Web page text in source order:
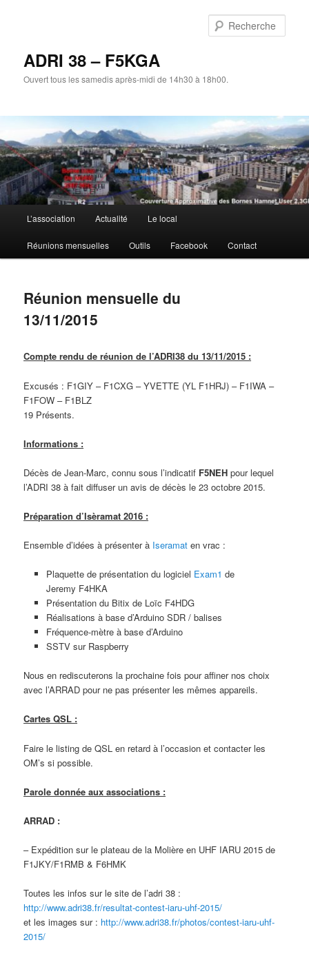
ADRI 38 – F5KGA
Ouvert tous les samedis après-midi de 14h30 à 18h00.
principal
L’association Actualité Le local
Réunions mensuelles Outils Facebook Contact
Réunion mensuelle du
13/11/2015
Compte rendu de réunion de l’ADRI38 du 13/11/2015 :
Excusés : F1GIY – F1CXG – YVETTE (YL F1HRJ) – F1IWA –
F1FOW – F1BLZ
19 Présents.
Informations :
Décès de Jean-Marc, connu sous l’indicatif F5NEH pour lequel
l’ADRI 38 à fait diffuser un avis de décès le 23 octobre 2015.
Préparation d’Isèramat 2016 :
Ensemble d’idées à présenter à Iseramaten vrac :
Plaquette de présentation du logiciel Exam1 de
Jeremy F4HKA
Présentation du Bitix de Loïc F4HDG
Réalisations à base d’Arduino SDR / balises
Fréquence-mètre à base d’Arduino
SSTV sur Raspberry
Nous en rediscuterons la prochaine fois pour affiner nos choix
avec l’ARRAD pour ne pas présenter les mêmes appareils.
Cartes QSL :
Faire le listing de QSL en retard à l’occasion et contacter les
OM’s si possible.
Parole donnée aux associations :
ARRAD :
– Expédition sur le plateau de la Molière en UHF IARU 2015 de
F1JKY/F1RMB & F6HMK
Toutes les infos sur le site de l’adri 38 :
http://www.adri38.fr/resultat-contest-iaru-uhf-2015/
et les images sur : http://www.adri38.fr/photos/contest-iaru-uhf-
2015/